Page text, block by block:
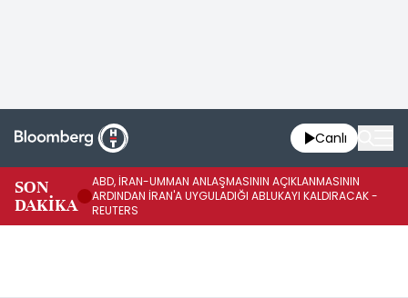
Canlı
SON
DAKİKA
ABD, İRAN-UMMAN ANLAŞMASININ AÇIKLANMASININ
ARDINDAN İRAN'A UYGULADIĞI ABLUKAYI KALDIRACAK -
REUTERS